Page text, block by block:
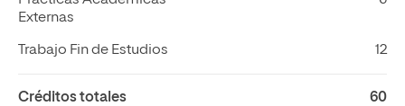
Externas
Trabajo Fin de Estudios 12
Créditos totales 60